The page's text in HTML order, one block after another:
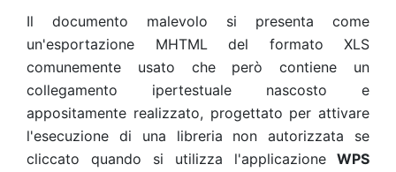
Il documento malevolo si presenta come
un'esportazione MHTML del formato XLS
comunemente usato che però contiene un
collegamento ipertestuale nascosto e
appositamente realizzato, progettato per attivare
l'esecuzione di una libreria non autorizzata se
cliccato quando si utilizza l'applicazione WPS